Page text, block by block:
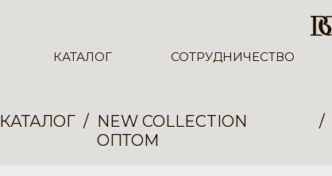
КАТАЛОГ СОТРУДНИЧЕСТВО
КАТАЛОГ
NEW COLLECTION
ОПТОМ